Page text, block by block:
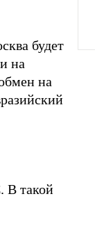
будет
на
на
В такой